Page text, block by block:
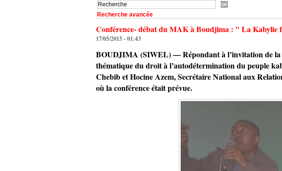
Recherche avancée
Conférence- débat du MAK à Boudjima : " La Kabylie
17/05/2015 - 01:43
BOUDJIMA (SIWEL) — Répondant à l’invitation de
thématique du droit à l’autodétermination du peuple
Chebib et Hocine Azem, Secrétaire National aux
où la conférence était prévue.